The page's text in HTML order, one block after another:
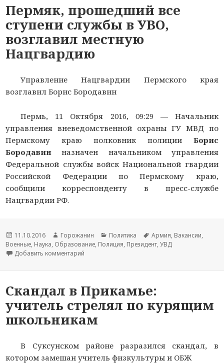
Пермяк, прошедший все
ступени службы в УВО,
возглавил местную
Нацгвардию
Управление Нацгвардии Пермского края
возглавил Борис Бородавин
Пермь, 11 Октября 2016, 09:29 — Начальник
управления вневедомственной охраны ГУ МВД по
Пермскому краю полковник полиции Борис
Бородавин назначен начальником управления
Федеральной службы войск Национальной гвардии
Российской Федерации по Пермскому краю,
сообщили корреспонденту в пресс-службе
Нацгвардии РФ.
Новость
опубликована
11.10.2016
Автор
новости
Горожанин
Раздел
новостей
Политика
Тема
новости
Армия, Вакансии,
Военные, Наука, Образование, Полиция, Президент,УВД
Добавить комментарий
Скандал в Прикамье:
учитель стрелял по курящим
школьникам
В Суксунском районе разразился скандал, в
котором замешан учитель физкультуры и ОБЖ